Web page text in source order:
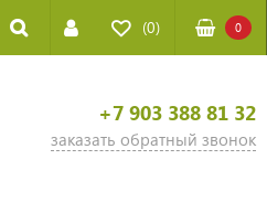
(0) 0
+7 903 388 81 32
заказать обратный звонок